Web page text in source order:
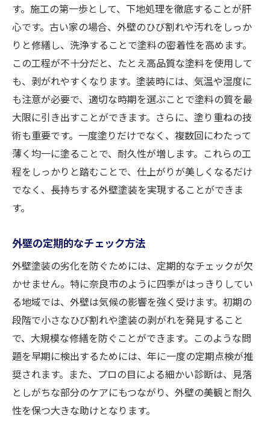
す。施工の第一歩として、下地処理を徹底することが肝
心です。古い家の場合、外壁のひび割れや汚れをしっか
りと修繕し、洗浄することで塗料の密着性を高めます。
この工程が不十分だと、たとえ高品質な塗料を使用して
も、剥がれやすくなります。塗装時には、気温や湿度に
も注意が必要で、適切な時期を選ぶことで塗料の質を最
大限に引き出すことができます。さらに、塗り重ねの技
術も重要です。一度塗りだけでなく、複数回にわたって
薄く均一に塗ることで、耐久性が増します。これらの工
程をしっかりと踏むことで、仕上がりが美しくなるだけ
でなく、長持ちする外壁塗装を実現することができま
す。
外壁の定期的なチェック方法
外壁塗装の劣化を防ぐためには、定期的なチェックが欠
かせません。特に奈良市のように四季がはっきりしてい
る地域では、外壁は気候の影響を強く受けます。初期の
段階で小さなひび割れや塗装の剥がれを発見すること
で、大規模な修繕を防ぐことができます。このような問
題を早期に検出するためには、年に一度の定期点検が推
奨されます。また、プロの目による細かい診断は、見落
としがちな部分のケアにもつながり、外壁の美観と耐久
性を保つ大きな助けとなります。